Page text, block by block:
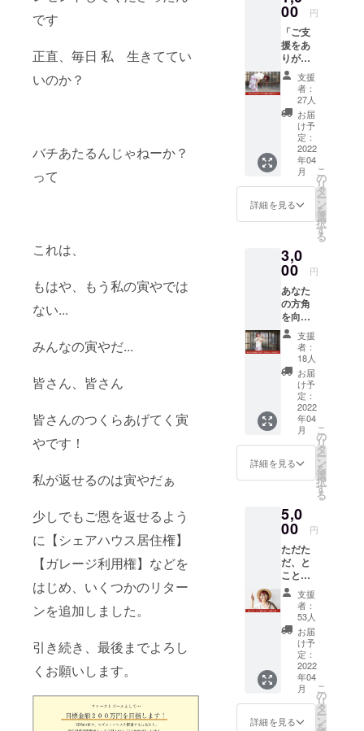
です
正直、毎日 私 生きててい
いのか？
バチあたるんじゃねーか？
って
これは、
もはや、もう私の寅やでは
ない...
みんなの寅やだ...
皆さん、皆さん
皆さんのつくらあげてく寅
やです！
私が返せるのは寅やだぁ
少しでもご恩を返せるよう
に【シェアハウス居住権】
【ガレージ利用権】などを
はじめ、いくつかのリター
ンを追加しました。
引き続き、最後までよろし
くお願いします。
00 円
「ご支
援をあ
りがと
うござ
いま
すっ！
」 清
水則
子、あ
なたの
方角を
向いて
全力で
感謝の
お辞儀
た、お
礼の
メール
もお送
りいた
しま
す。
皆さま
からの
お気持
ちに感
謝し、
いただ
いた資
金を
「昭和
の寅
充てさ
せてい
ます！
支援
者：
27人
お届
け予
定：
2022
年04
月
詳細を見る
こ
の
リ
タ
ー
ン
を
選
択
す
る
3,0
00 円
あなた
の方角
を向い
て「あ
りがと
う」と
叫ぶ動
画を送
りま
す！ ★
支援
時、必
ず備考
欄にご
希望の
入くだ
さい★
あなた
の方角
を向い
て全力
で「あ
りがと
う」と
叫び、
iPhone
でその
動画を
撮影。
無料大
容量
ファイ
支援
者：
18人
お届
け予
定：
2022
年04
月
詳細を見る
こ
の
リ
タ
ー
ン
を
選
択
す
る
5,0
00 円
ただた
だ、と
ことん
応援
コース
です。
クラ
ウド
ファン
ディン
グの募
集期間
終了後
に、清
支援
者：
53人
お届
け予
定：
2022
年04
月
詳細を見る
こ
の
リ
タ
ー
ン
を